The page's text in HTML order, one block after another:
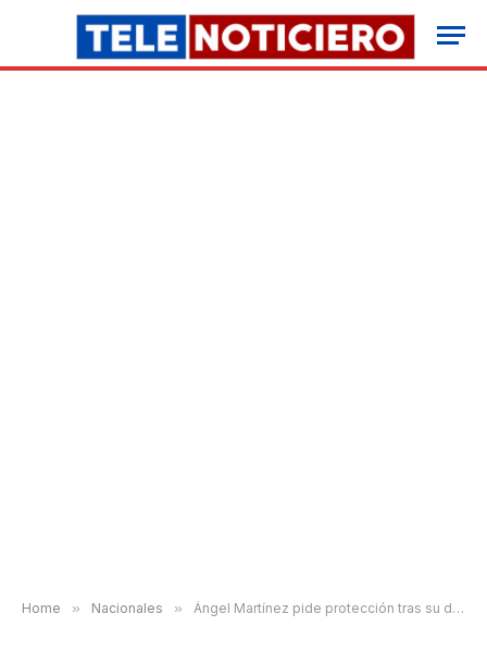
Home » Nacionales » Ángel Martínez pide protección tras su detención: teme por su vida y responsabiliza al Estado dominicano